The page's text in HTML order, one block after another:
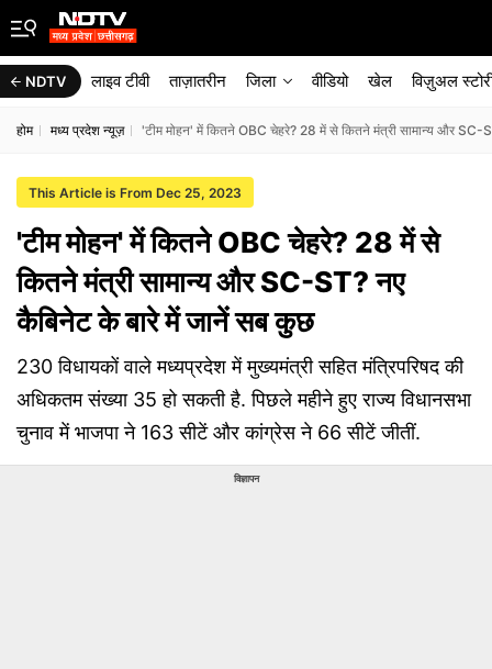
NDTV लाइव टीवी ताज़ातरीन जिला वीडियो खेल विज़ुअल
होम मध्य प्रदेश न्यूज़ 'टीम मोहन' में कितने OBC चेहरे? 28 में से कितने मंत्री सामान्य और
This Article is From Dec 25, 2023
'टीम मोहन' में कितने OBC चेहरे? 28 में से
कितने मंत्री सामान्य और SC-ST? नए
कैबिनेट के बारे में जानें सब कुछ
230 विधायकों वाले मध्यप्रदेश में मुख्यमंत्री सहित मंत्रिपरिषद की
अधिकतम संख्या 35 हो सकती है. पिछले महीने हुए राज्य विधानसभा
चुनाव में भाजपा ने 163 सीटें और कांग्रेस ने 66 सीटें जीतीं.
विज्ञापन